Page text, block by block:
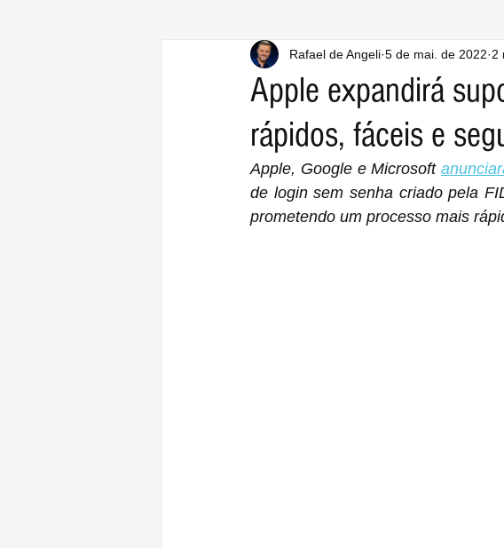
Apple expandirá
rápidos, fáceis e
Rafael de Angeli 5 de mai. de 2022 2
Apple, Google e Microsoft
de login sem senha criado pela
prometendo um processo mais